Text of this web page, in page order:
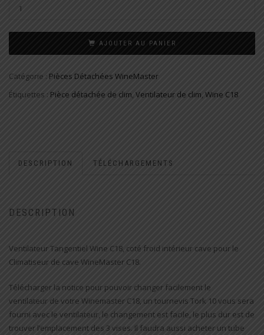
AJOUTER AU PANIER
Catégorie : Pièces Détachées WineMaster
Étiquettes : Pièce détachée de clim, Ventilateur de clim, Wine C18
DESCRIPTION TÉLÉCHARGEMENTS
DESCRIPTION
Ventilateur Tangentiel Wine C18, coté froid intérieur cave pour le
Climatiseur de cave WineMaster C18.
Télécharger la notice pour pouvoir changer facilement le
ventilateur de votre Winemaster C18, un tournevis Tork 10 vous sera
fourni avec le ventilateur, le changement est facile, le plus dur est de
trouver l’emplacement des 3 vises. Il faudra aussi acheter un tube